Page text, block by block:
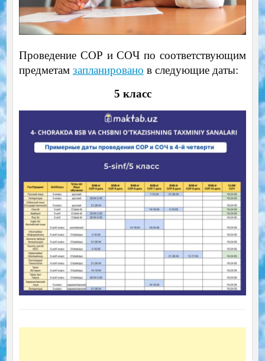
Проведение СОР и СОЧ по соответствующим
предметам запланировано в следующие даты:
5 класс